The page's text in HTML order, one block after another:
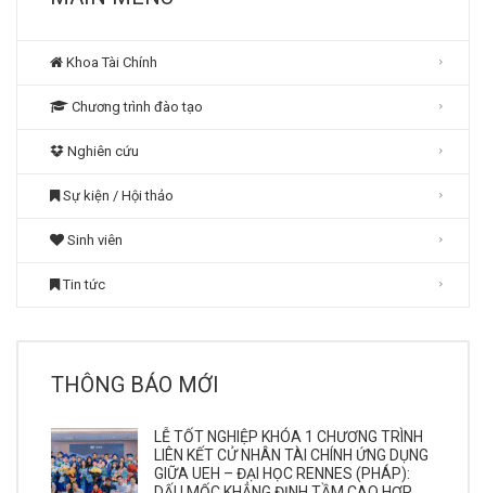
Khoa Tài Chính
Chương trình đào tạo
Nghiên cứu
Sự kiện / Hội thảo
Sinh viên
Tin tức
THÔNG BÁO MỚI
LỄ TỐT NGHIỆP KHÓA 1 CHƯƠNG TRÌNH
LIÊN KẾT CỬ NHÂN TÀI CHÍNH ỨNG DỤNG
GIỮA UEH – ĐẠI HỌC RENNES (PHÁP):